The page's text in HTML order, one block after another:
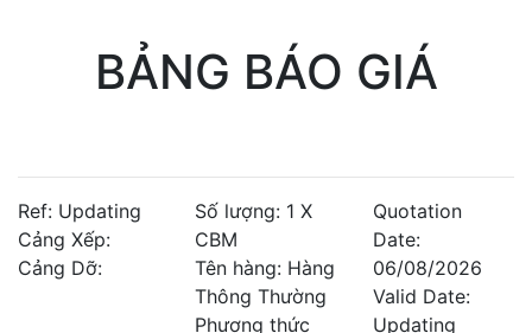
BẢNG BÁO GIÁ
Ref: Updating
Cảng Xếp:
Cảng Dỡ:
Số lượng: 1 X
CBM
Tên hàng: Hàng
Thông Thường
Phương thức
Quotation
Date:
06/08/2026
Valid Date:
Updating